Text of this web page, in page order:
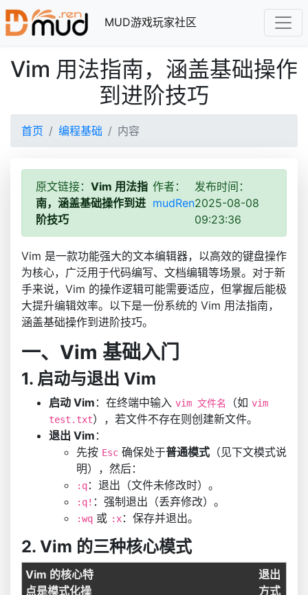
MUD游戏玩家社区
Vim 用法指南，涵盖基础操作
到进阶技巧
首页 编程基础 内容
原文链接： Vim 用法指
南，涵盖基础操作到进
阶技巧
作者：
mudRen
发布时间：
2025-08-08
09:23:36
Vim 是一款功能强大的文本编辑器，以高效的键盘操作
为核心，广泛用于代码编写、文档编辑等场景。对于新
手来说，Vim 的操作逻辑可能需要适应，但掌握后能极
大提升编辑效率。以下是一份系统的 Vim 用法指南，
涵盖基础操作到进阶技巧。
一、Vim 基础入门
1. 启动与退出 Vim
启动 Vim ：在终端中输入 vim 文件名 （如 vim
test.txt），若文件不存在则创建新文件。
退出 Vim ：
先按 Esc 确保处于普通模式 （见下文模式说
明），然后：
:q：退出（文件未修改时）。
:q! ：强制退出（丢弃修改）。
:wq 或 :x：保存并退出。
2. Vim 的三种核心模式
Vim 的核心特
点是模式化操
退出
方式